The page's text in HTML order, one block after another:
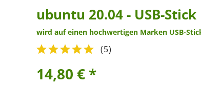
ubuntu 20.04 - USB-Stick
wird auf einen hochwertigen Marken USB-
(5)
14,80 € *